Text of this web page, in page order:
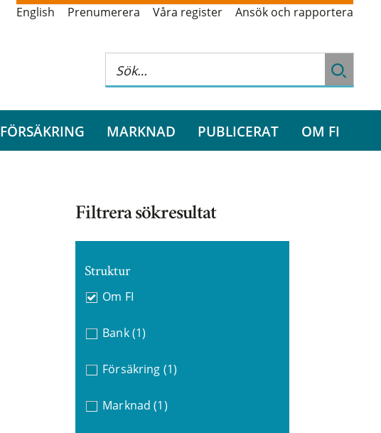
English Prenumerera Våra register Ansök och rapportera
FÖRSÄKRING MARKNAD PUBLICERAT OM FI
Filtrera sökresultat
Struktur
Om FI
Bank (1)
Försäkring (1)
Marknad (1)